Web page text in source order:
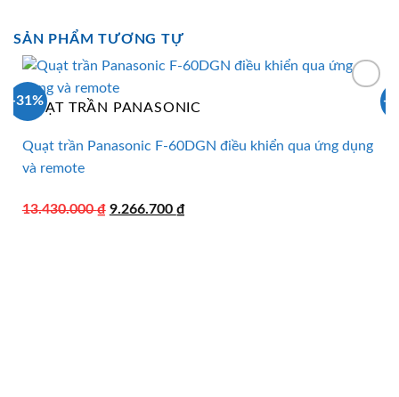
SẢN PHẨM TƯƠNG TỰ
-31%
QUẠT TRẦN PANASONIC
Quạt trần Panasonic F-60DGN điều khiển qua ứng dụng
và remote
13.430.000₫ Giá
9.266.700 ₫Giá
-